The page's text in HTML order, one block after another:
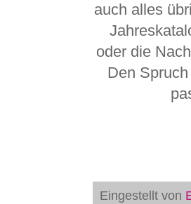
auch alles
oder die
Den
Eingestellt von